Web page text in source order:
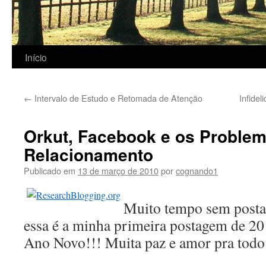
Início
← Intervalo de Estudo e Retomada de Atenção
Orkut, Facebook e os
Relacionamento
Publicado em 13 de março de 2010porcognando1
Muito tempo sem
essa é a minha primeira postagem de
Ano Novo!!! Muita paz e amor pra